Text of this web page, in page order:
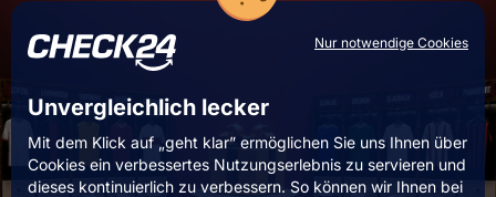
Nur notwendige Cookies
Unvergleichlich lecker
Mit dem Klick auf „geht klar” ermöglichen Sie uns Ihnen über
Cookies ein verbessertes Nutzungserlebnis zu servieren und
dieses kontinuierlich zu verbessern. So können wir Ihnen bei